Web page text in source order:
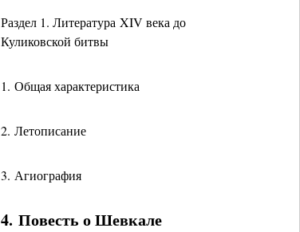
Раздел 1. Литература XIV века до
Куликовской битвы
1. Общая характеристика
2. Летописание
3. Агиография
4. Повесть о Шевкале